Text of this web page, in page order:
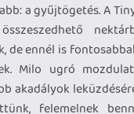
a gyűjtögetés. A
ennél is
Milo ugró
akadályok
felemelnek